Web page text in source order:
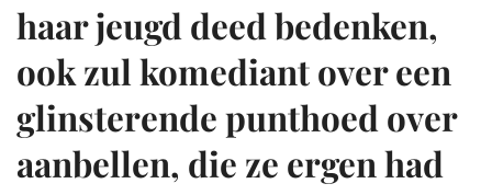
haar jeugd deed bedenken,
ook zul komediant over een
glinsterende punthoed over
aanbellen, die ze ergen had